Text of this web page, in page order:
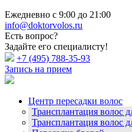
Ежедневно с 9:00 до 21:00
info@doktorvolos.ru
Есть вопрос?
Задайте его специалисту!
+7 (495) 788-35-93
Запись на прием
Центр пересадки волос
Трансплантация волос
Трансплантация волос